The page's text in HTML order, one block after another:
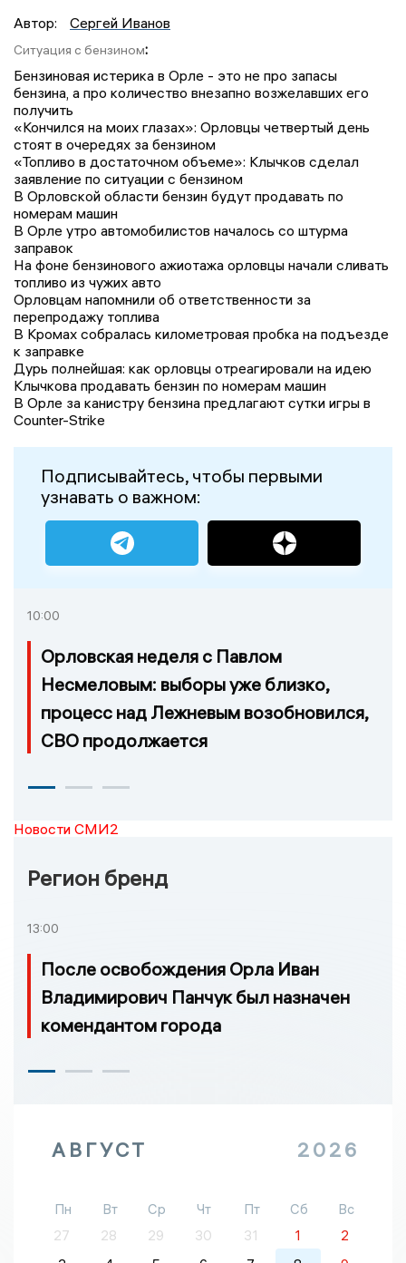
Автор:
Сергей Иванов
Ситуация с бензином:
Бензиновая истерика в Орле - это не про запасы
бензина, а про количество внезапно возжелавших его
получить
«Кончился на моих глазах»: Орловцы четвертый день
стоят в очередях за бензином
«Топливо в достаточном объеме»: Клычков сделал
заявление по ситуации с бензином
В Орловской области бензин будут продавать по
номерам машин
В Орле утро автомобилистов началось со штурма
заправок
На фоне бензинового ажиотажа орловцы начали сливать
топливо из чужих авто
Орловцам напомнили об ответственности за
перепродажу топлива
В Кромах собралась километровая пробка на подъезде
к заправке
Дурь полнейшая: как орловцы отреагировали на идею
Клычкова продавать бензин по номерам машин
В Орле за канистру бензина предлагают сутки игры в
Counter-Strike
Подписывайтесь, чтобы первыми
узнавать о важном:
10:00
Орловская неделя с Павлом
Несмеловым: выборы уже близко,
процесс над Лежневым возобновился,
СВО продолжается
Новости СМИ2
Регион бренд
13:00
После освобождения Орла Иван
Владимирович Панчук был назначен
комендантом города
АВГУСТ 2026
Пн Вт Ср Чт Пт Сб
Вс
27
28 29 30 31 1
2